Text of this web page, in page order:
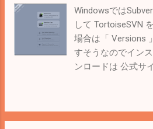
Windowsでは
して TortoiseSVN
場合は「 Versions
すそうなのでイン
ンロードは 公式サ
ケーションなどに
択する。 既にチェ